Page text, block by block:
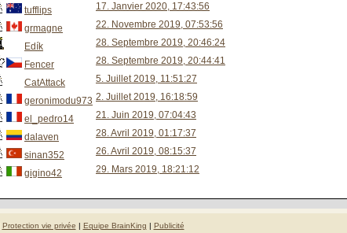
tufflips
17. Janvier 2020, 17:43:56
grmagne
22. Novembre 2019, 07:53:56
Edík
28. Septembre 2019, 20:46:24
Fencer
28. Septembre 2019, 20:44:41
CatAttack
5. Juillet 2019, 11:51:27
geronimodu973 2. Juillet 2019, 16:18:59
el_pedro14
21. Juin 2019, 07:04:43
dalaven
28. Avril 2019, 01:17:37
sinan352
26. Avril 2019, 08:15:37
gigino42
29. Mars 2019, 18:21:12
Protection vie privée | Equipe BrainKing | Publicité